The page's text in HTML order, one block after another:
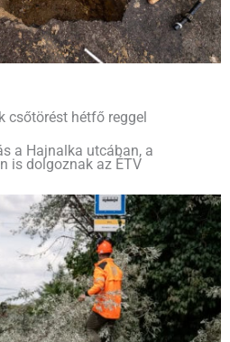
csőtörést hétfő reggel
a Hajnalka utcában, a
is dolgoznak az ÉTV